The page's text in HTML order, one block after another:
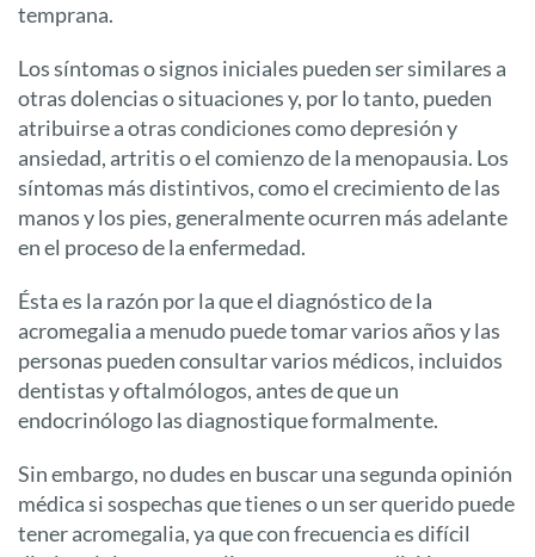
temprana.
Los síntomas o signos iniciales pueden ser similares a
otras dolencias o situaciones y, por lo tanto, pueden
atribuirse a otras condiciones como depresión y
ansiedad, artritis o el comienzo de la menopausia. Los
síntomas más distintivos, como el crecimiento de las
manos y los pies, generalmente ocurren más adelante
en el proceso de la enfermedad.
Ésta es la razón por la que el diagnóstico de la
acromegalia a menudo puede tomar varios años y las
personas pueden consultar varios médicos, incluidos
dentistas y oftalmólogos, antes de que un
endocrinólogo las diagnostique formalmente.
Sin embargo, no dudes en buscar una segunda opinión
médica si sospechas que tienes o un ser querido puede
tener acromegalia, ya que con frecuencia es difícil